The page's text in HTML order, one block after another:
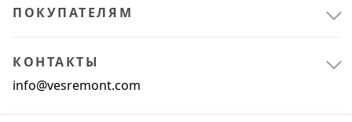
Цвет
ПОКУПАТЕЛЯМ
КОНТАКТЫ
info@vesremont.com